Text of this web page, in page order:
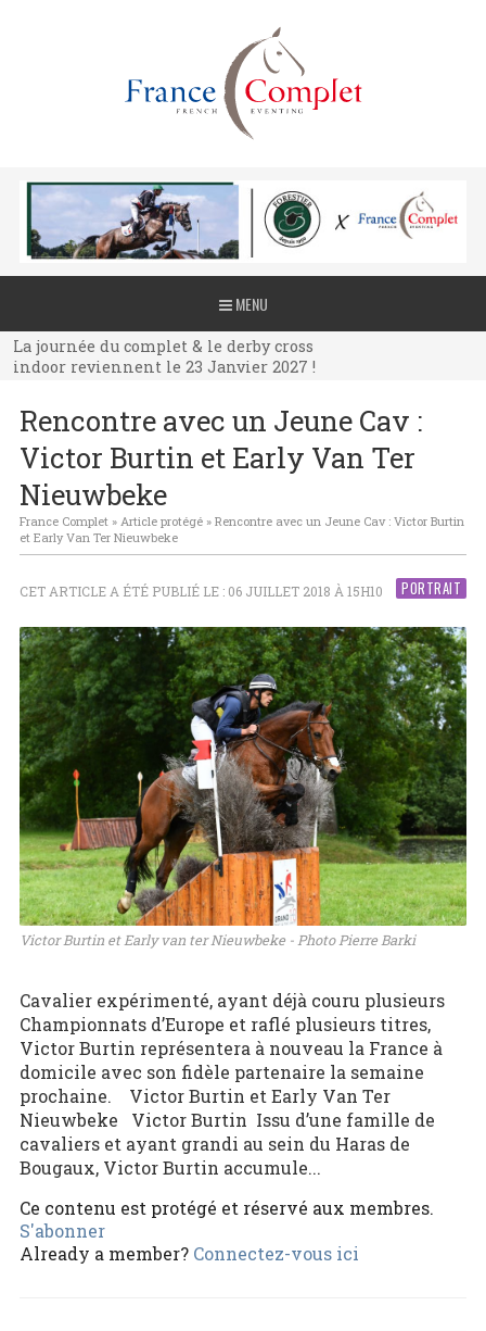
MENU
La journée du complet & le derby cross
indoor reviennent le 23 Janvier 2027 !
La journée du complet & le derby cross
indoor reviennent le 23 Janvier 2027 !
indoor reviennent le 23 Janvier 2027 !
Rencontre avec un Jeune Cav :
Victor Burtin et Early Van Ter
Nieuwbeke
France Complet» Article protégé» Rencontre avec un Jeune Cav : Victor Burtin
et Early Van Ter Nieuwbeke
PORTRAIT
CET ARTICLE A ÉTÉ PUBLIÉ LE : 06 JUILLET 2018 À 15H10
Victor Burtin et Early van ter Nieuwbeke - Photo Pierre Barki
Cavalier expérimenté, ayant déjà couru plusieurs
Championnats d’Europe et raflé plusieurs titres,
Victor Burtin représentera à nouveau la France à
domicile avec son fidèle partenaire la semaine
prochaine. Victor Burtin et Early Van Ter
Nieuwbeke Victor Burtin Issu d’une famille de
cavaliers et ayant grandi au sein du Haras de
Bougaux, Victor Burtin accumule...
Ce contenu est protégé et réservé aux membres.
S'abonner
Already a member? Connectez-vous ici